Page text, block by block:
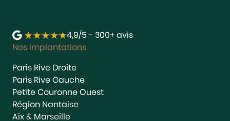
4,9/5 - 300+ avis
Nos implantations
Paris Rive Droite
Paris Rive Gauche
Petite Couronne Ouest
Région Nantaise
Aix & Marseille